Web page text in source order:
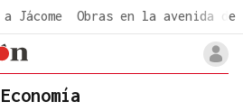
Jácome Obras en la avenida de
Economía